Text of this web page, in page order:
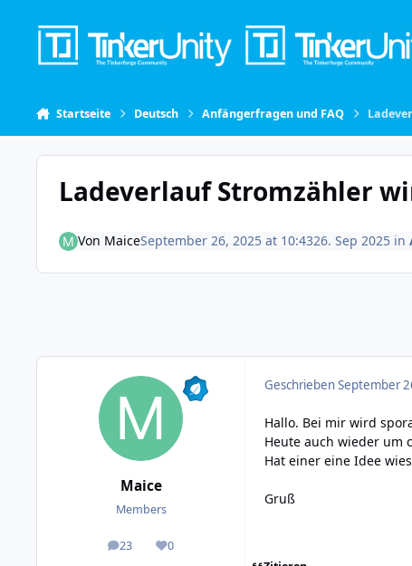
Startseite Deutsch Anfängerfragen und FAQ
Ladeverlauf Stromzähler
Von MaiceSeptember 26, 2025 at 10:4326. Sep 2025in
Maice
Members
23
posts 0
Reputation
GeschriebenSeptember
Hallo. Bei mir wird
Heute auch wieder um
Hat einer eine Idee
Gruß